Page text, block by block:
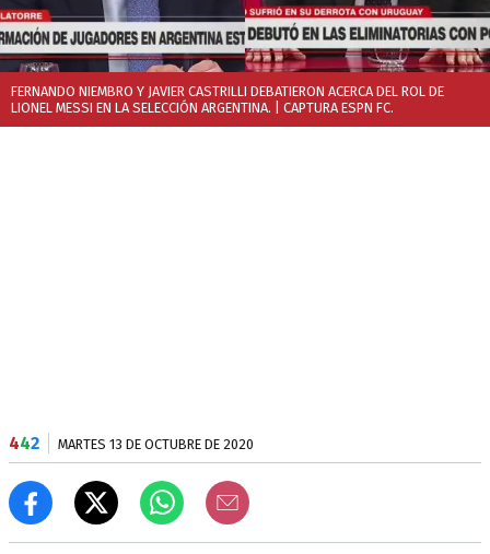
FERNANDO NIEMBRO Y JAVIER CASTRILLI DEBATIERON ACERCA DEL ROL DE
LIONEL MESSI EN LA SELECCIÓN ARGENTINA. | CAPTURA ESPN FC.
442 MARTES 13 DE OCTUBRE DE 2020